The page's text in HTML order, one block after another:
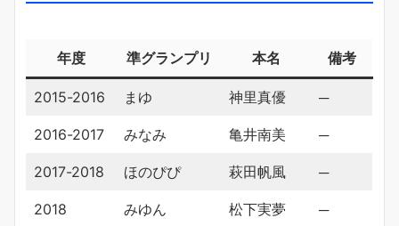
年度 準グランプリ 本名 備考
2015-2016 まゆ 神里真優 ─
2016-2017 みなみ 亀井南美 ─
2017-2018 ほのぴぴ 萩田帆風 ─
2018 みゆん 松下実夢 ─